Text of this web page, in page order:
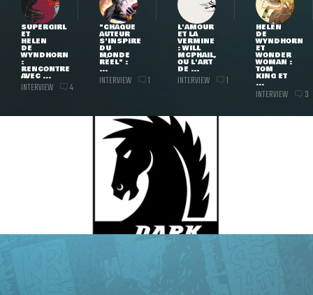
SUPERGIRL
ET
HELEN
DE
WYNDHORN
:
RENCONTRE
AVEC ...
INTERVIEW 4
"CHAQUE
AUTEUR
S'INSPIRE
DU
MONDE
RÉEL" :
...
INTERVIEW 1
L'AMOUR
ET LA
VERMINE
: WILL
MCPHAIL,
OU L'ART
DE ...
INTERVIEW 1
HELEN
DE
WYNDHORN
ET
WONDER
WOMAN :
TOM
KING ET
...
INTERVIEW 3